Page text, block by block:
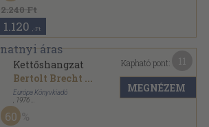
2.240 Ft
1.120 ,-Ft
Kettőshangzat
Bertolt Brecht ...
Európa Könyvkiadó
1976
Vászon
60
Kapható pont:
MEGNÉZEM